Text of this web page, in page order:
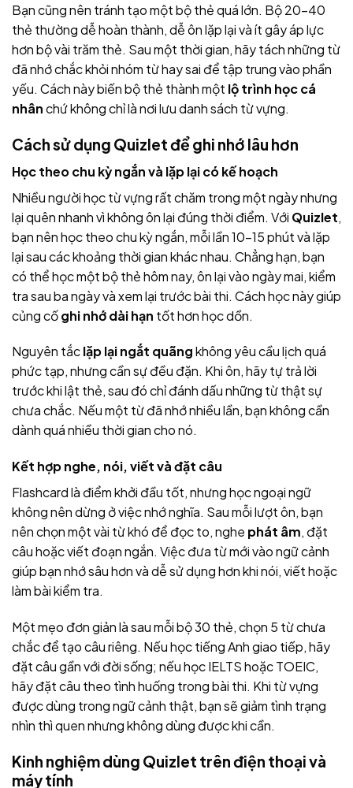
Bạn cũng nên tránh tạo một bộ thẻ quá lớn. Bộ 20–40
thẻ thường dễ hoàn thành, dễ ôn lặp lại và ít gây áp lực
hơn bộ vài trăm thẻ. Sau một thời gian, hãy tách những từ
đã nhớ chắc khỏi nhóm từ hay sai để tập trung vào phần
yếu. Cách này biến bộ thẻ thành một lộ trình học cá
nhânchứ không chỉ là nơi lưu danh sách từ vựng.
Cách sử dụng Quizlet để ghi nhớ lâu hơn
Học theo chu kỳ ngắn và lặp lại có kế hoạch
Nhiều người học từ vựng rất chăm trong một ngày nhưng
lại quên nhanh vì không ôn lại đúng thời điểm. Với Quizlet,
bạn nên học theo chu kỳ ngắn, mỗi lần 10–15 phút và lặp
lại sau các khoảng thời gian khác nhau. Chẳng hạn, bạn
có thể học một bộ thẻ hôm nay, ôn lại vào ngày mai, kiểm
tra sau ba ngày và xem lại trước bài thi. Cách học này giúp
củng cốghi nhớ dài hạn tốt hơn học dồn.
Nguyên tắclặp lại ngắt quãngkhông yêu cầu lịch quá
phức tạp, nhưng cần sự đều đặn. Khi ôn, hãy tự trả lời
trước khi lật thẻ, sau đó chỉ đánh dấu những từ thật sự
chưa chắc. Nếu một từ đã nhớ nhiều lần, bạn không cần
dành quá nhiều thời gian cho nó.
Kết hợp nghe, nói, viết và đặt câu
Flashcard là điểm khởi đầu tốt, nhưng học ngoại ngữ
không nên dừng ở việc nhớ nghĩa. Sau mỗi lượt ôn, bạn
nên chọn một vài từ khó để đọc to, nghe phát âm, đặt
câu hoặc viết đoạn ngắn. Việc đưa từ mới vào ngữ cảnh
giúp bạn nhớ sâu hơn và dễ sử dụng hơn khi nói, viết hoặc
làm bài kiểm tra.
Một mẹo đơn giản là sau mỗi bộ 30 thẻ, chọn 5 từ chưa
chắc để tạo câu riêng. Nếu học tiếng Anh giao tiếp, hãy
đặt câu gần với đời sống; nếu học IELTS hoặc TOEIC,
hãy đặt câu theo tình huống trong bài thi. Khi từ vựng
được dùng trong ngữ cảnh thật, bạn sẽ giảm tình trạng
nhìn thì quen nhưng không dùng được khi cần.
Kinh nghiệm dùng Quizlet trên điện thoại và
máy tính